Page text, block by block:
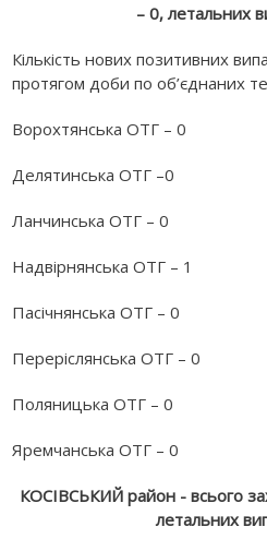
– 0, летальних
Кількість нових позитивних
протягом доби по об’єднаних
Ворохтянська ОТГ – 0
Делятинська ОТГ –0
Ланчинська ОТГ – 0
Надвірнянська ОТГ – 1
Пасічнянська ОТГ – 0
Переріслянська ОТГ – 0
Поляницька ОТГ – 0
Яремчанська ОТГ – 0
КОСІВСЬКИЙ район - всього
летальних